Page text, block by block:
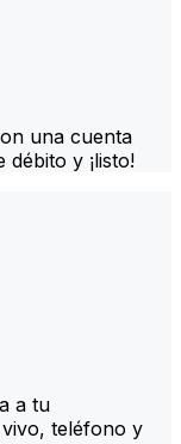
una cuenta
y ¡listo!
a tu
teléfono y